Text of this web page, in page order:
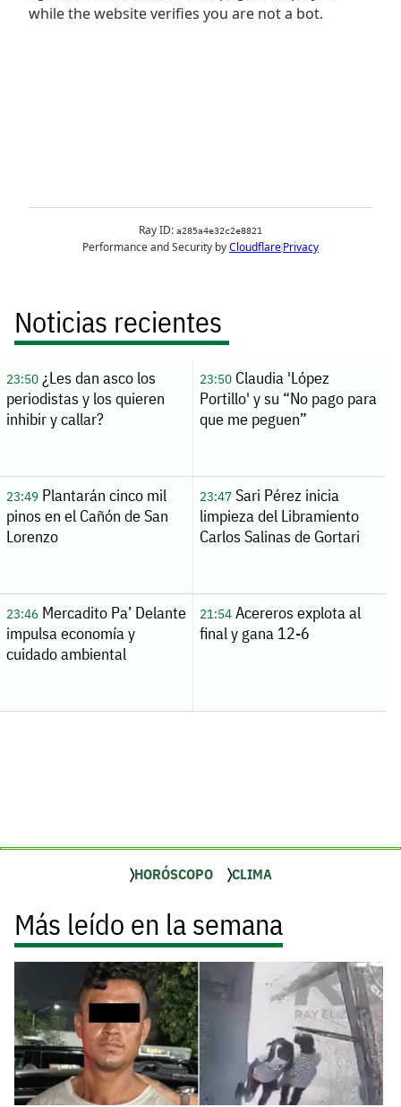
Noticias recientes
23:50¿Les dan asco los
periodistas y los quieren
inhibir y callar?
23:50Claudia 'López
Portillo' y su “No pago para
que me peguen”
23:49Plantarán cinco mil
pinos en el Cañón de San
Lorenzo
23:47Sari Pérez inicia
limpieza del Libramiento
Carlos Salinas de Gortari
23:46Mercadito Pa’ Delante
impulsa economía y
cuidado ambiental
21:54Acereros explota al
final y gana 12-6
HORÓSCOPO CLIMA
Más leído en la semana